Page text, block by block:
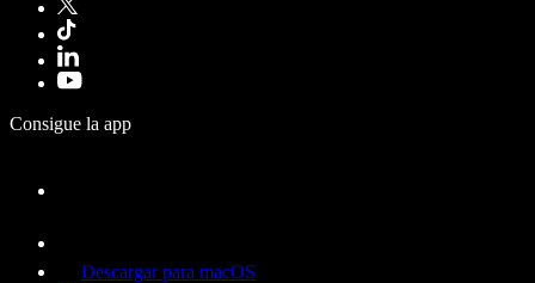
Consigue la app
Descargar para macOS